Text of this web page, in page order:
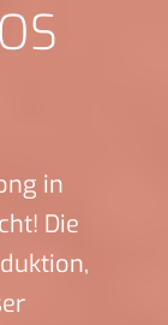
in
Die